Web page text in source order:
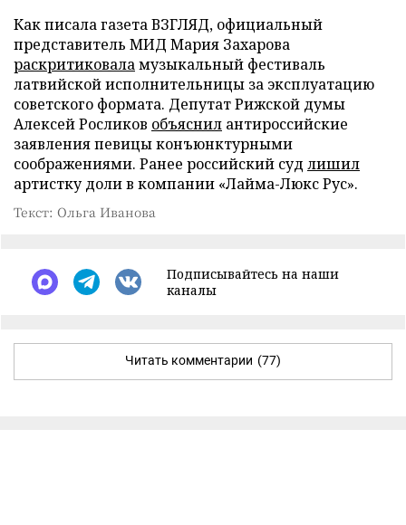
Как писала газета ВЗГЛЯД, официальный
представитель МИД Мария Захарова
раскритиковаламузыкальный фестиваль
латвийской исполнительницы за эксплуатацию
советского формата. Депутат Рижской думы
Алексей Росликов объяснил антироссийские
заявления певицы конъюнктурными
соображениями. Ранее российский суд лишил
артистку доли в компании «Лайма-Люкс Рус».
Текст: Ольга Иванова
Подписывайтесь на наши
каналы
Читать комментарии (77)